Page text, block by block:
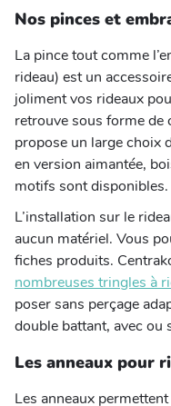
Nos pinces et
La pince tout comme
rideau) est un
joliment vos rideaux
retrouve sous forme de
propose un large choix
en version aimantée,
motifs sont disponibles.
L’installation sur le
aucun matériel. Vous
fiches produits.
nombreuses tringles à
poser sans perçage
double battant, avec ou
Les anneaux pour
Les anneaux